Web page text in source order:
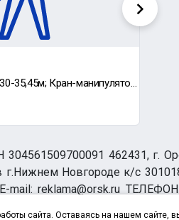
автовышка 15,16,18,30-35,45м; Кран-манипулятор длинномер (стрела 7т, борт 20т, 13м); кран-манипуля
462431, г.
Новгороде к/с
mail: reklama@orsk.ru
данных
сайта. Оставаясь на нашем сайте,